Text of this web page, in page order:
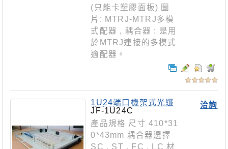
(只能卡塑膠面板) 圖
片: MTRJ-MTRJ多模
式配器 , 耦合器 : 是用
於MTRJ連接的多模式
適配器。
洽詢
1U24端口機架式光纖
收容箱-3螺型
JF-1U24C
產品規格 尺寸 410*31
0*43mm 耦合器選擇
SC , ST , FC , LC 材